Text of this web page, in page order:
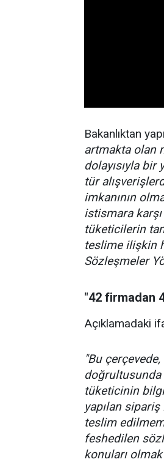
Bakanlıktan
artmakta olan
dolayısıyla
tür
imkanının
istismara
tüketicilerin
teslime ilişkin
Sözleşmeler
"42 firmadan
Açıklamadaki
"Bu
doğrultusunda
tüketicinin
yapılan
teslim
feshedilen
konuları